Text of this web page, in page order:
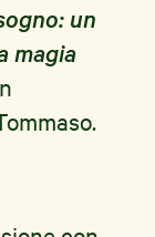
un
magia